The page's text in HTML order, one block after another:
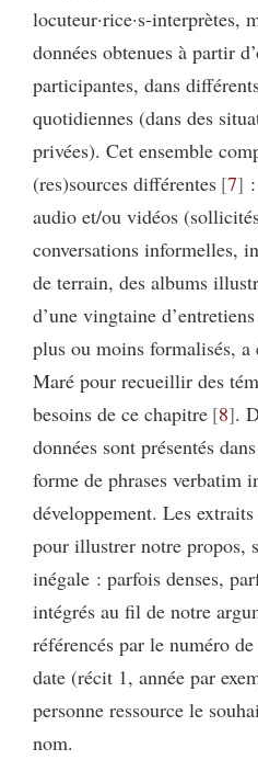
locuteur·rice·s-interprètes,
données obtenues à partir
participantes, dans
quotidiennes (dans des
privées). Cet ensemble
(res)sources différentes 7
audio et/ou vidéos
conversations informelles,
de terrain, des albums
d’une vingtaine
plus ou moins formalisés, a
Maré pour recueillir des
besoins de ce chapitre 8 .
données sont présentés
forme de phrases verbatim
développement. Les
pour illustrer notre propos,
inégale : parfois denses,
intégrés au fil de notre
référencés par le numéro
date (récit 1, année par
personne ressource le
nom.